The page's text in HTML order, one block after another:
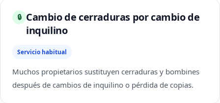
🔒 Cambio de cerraduras por cambio de
inquilino
Servicio habitual
Muchos propietarios sustituyen cerraduras y bombines
después de cambios de inquilino o pérdida de copias.